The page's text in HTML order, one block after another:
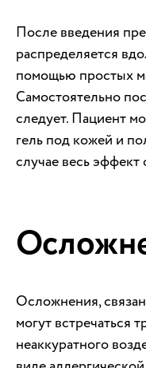
После введения
распределяется
помощью простых
Самостоятельно
следует. Пациент
гель под кожей и
случае весь
Осложнения,
могут встречаться
неаккуратного